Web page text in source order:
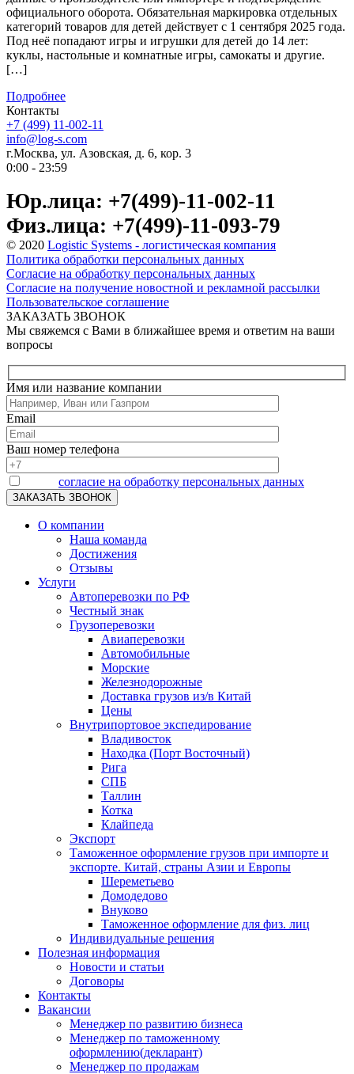
официального оборота. Обязательная маркировка отдельных
категорий товаров для детей действует с 1 сентября 2025 года.
Под неё попадают игры и игрушки для детей до 14 лет:
куклы, настольные и комнатные игры, самокаты и другие.
[…]
Подробнее
Контакты
+7 (499) 11-002-11
info@log-s.com
г.Москва, ул. Азовская, д. 6, кор. 3
0:00 - 23:59
Юр.лица: +7(499)-11-002-11
Физ.лица: +7(499)-11-093-79
© 2020 Logistic Systems - логистическая компания
Политика обработки персональных данных
Согласие на обработку персональных данных
Согласие на получение новостной и рекламной рассылки
Пользовательское соглашение
ЗАКАЗАТЬ ЗВОНОК
Мы свяжемся с Вами в ближайшее время и ответим на ваши
вопросы
Имя или название компании
Email
Ваш номер телефона
согласие на обработку персональных данных
О компании
Наша команда
Достижения
Отзывы
Услуги
Автоперевозки по РФ
Честный знак
Грузоперевозки
Авиаперевозки
Автомобильные
Морские
Железнодорожные
Доставка грузов из/в Китай
Цены
Внутрипортовое экспедирование
Владивосток
Находка (Порт Восточный)
Рига
СПБ
Таллин
Котка
Клайпеда
Экспорт
Таможенное оформление грузов при импорте и
экспорте. Китай, страны Азии и Европы
Шереметьево
Домодедово
Внуково
Таможенное оформление для физ. лиц
Индивидуальные решения
Полезная информация
Новости и статьи
Договоры
Контакты
Вакансии
Менеджер по развитию бизнеса
Менеджер по таможенному
оформлению(декларант)
Менеджер по продажам